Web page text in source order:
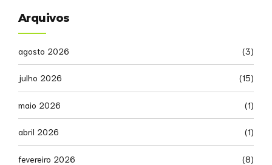
Arquivos
agosto 2026 (3)
julho 2026 (15)
maio 2026 (1)
abril 2026 (1)
fevereiro 2026 (8)